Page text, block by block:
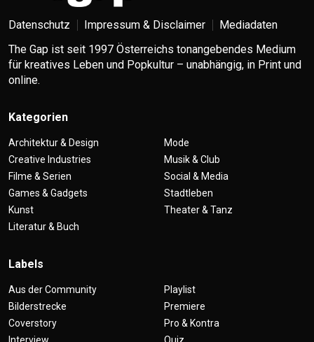
Datenschutz Impressum & Disclaimer
Mediadaten
The Gap ist seit 1997 Österreichs tonangebendes Medium
für kreatives Leben und Popkultur – unabhängig, in Print und
online.
Kategorien
Architektur & Design
Creative Industries
Filme & Serien
Games & Gadgets
Kunst
Literatur & Buch
Mode
Musik & Club
Social & Media
Stadtleben
Theater & Tanz
Labels
Aus der Community
Bilderstrecke
Coverstory
Playlist
Premiere
Pro & Kontra